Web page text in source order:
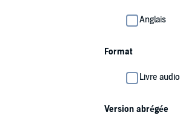
Anglais
Format
Livre audio
Version abrégée